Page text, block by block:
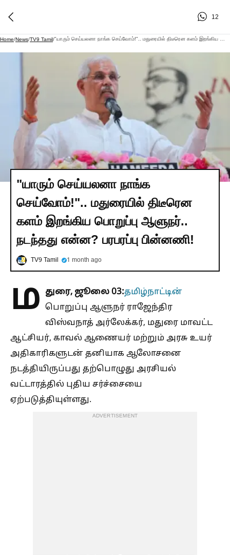
12
Home/News/TV9 Tamil/
"யாரும் செய்யலனா நாங்க
செய்வோம்!".. மதுரையில் திடீரென
களம் இறங்கிய பொறுப்பு ஆளுநர்..
நடந்தது என்ன? பரபரப்பு பின்னணி!
TV9 Tamil 1 month ago
ம துரை, ஜூலை 03:தமிழ்நாட்டின்
பொறுப்பு ஆளுநர் ராஜேந்திர
விஸ்வநாத் அர்லேக்கர், மதுரை மாவட்ட
ஆட்சியர், காவல் ஆணையர் மற்றும் அரசு உயர்
அதிகாரிகளுடன் தனியாக ஆலோசனை
நடத்தியிருப்பது தற்பொழுது அரசியல்
வட்டாரத்தில் புதிய சர்ச்சையை
ஏற்படுத்தியுள்ளது.
ADVERTISEMENT